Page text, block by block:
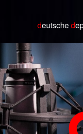
deutsched